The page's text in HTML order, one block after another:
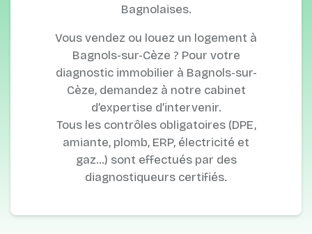
Bagnolaises.
Vous vendez ou louez un logement à
Bagnols-sur-Cèze ? Pour votre
diagnostic immobilier à Bagnols-sur-
Cèze, demandez à notre cabinet
d’expertise d’intervenir.
Tous les contrôles obligatoires (DPE,
amiante, plomb, ERP, électricité et
gaz…) sont effectués par des
diagnostiqueurs certifiés.